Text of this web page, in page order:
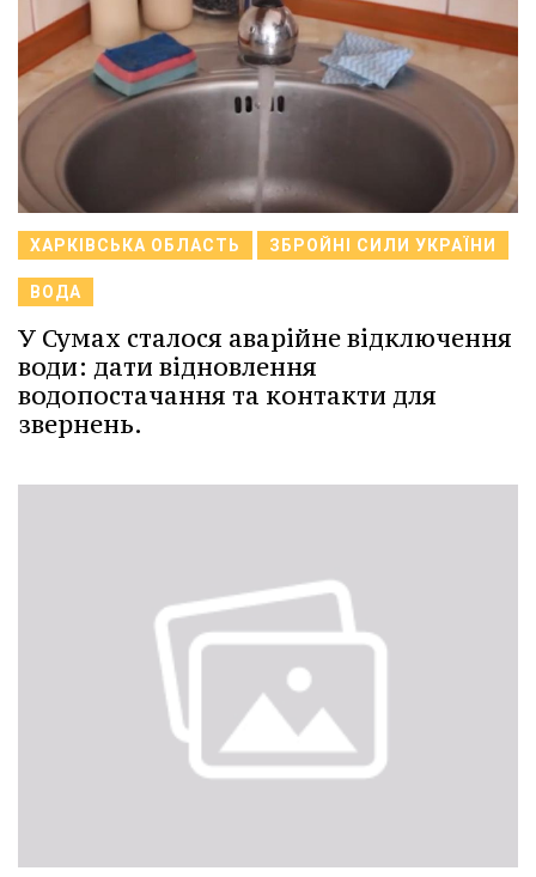
ХАРКІВСЬКА ОБЛАСТЬ ЗБРОЙНІ СИЛИ УКРАЇНИ
ВОДА
У Сумах сталося аварійне відключення
води: дати відновлення
водопостачання та контакти для
звернень.